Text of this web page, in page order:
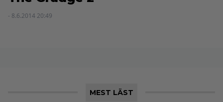
- 8.6.2014 20:49
MEST LÄST